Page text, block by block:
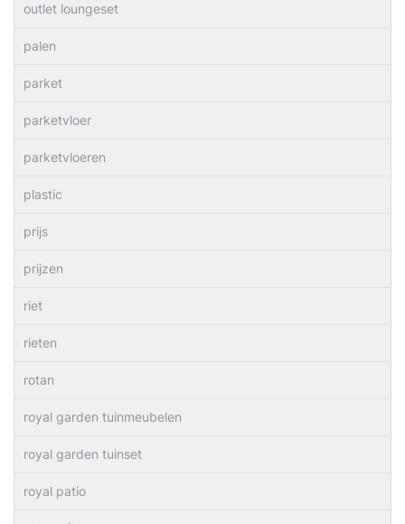
outlet loungeset
palen
parket
parketvloer
parketvloeren
plastic
prijs
prijzen
riet
rieten
rotan
royal garden tuinmeubelen
royal garden tuinset
royal patio